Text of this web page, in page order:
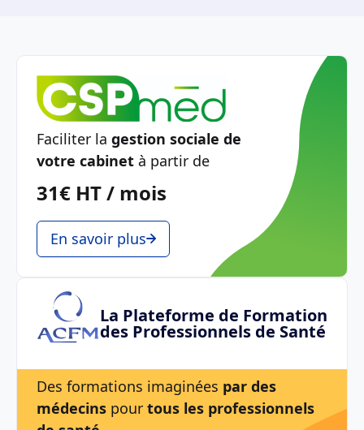
Faciliter la gestion sociale de
votre cabinet à partir de
31€ HT / mois
En savoir plus
La Plateforme de Formation
des Professionnels de Santé
Des formations imaginées par des
médecins pour tous les professionnels